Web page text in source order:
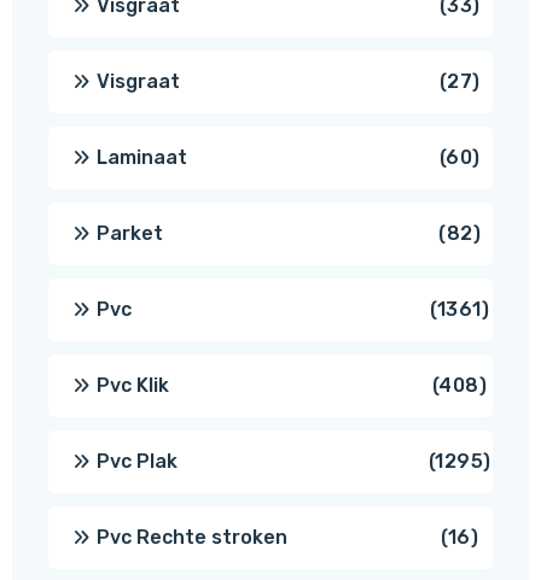
Visgraat 3333
Visgraat 2727
Laminaat 6060
Parket 8282
Pvc 13611361
Pvc Klik 408408
Pvc Plak 12951295
Pvc Rechte stroken 1616